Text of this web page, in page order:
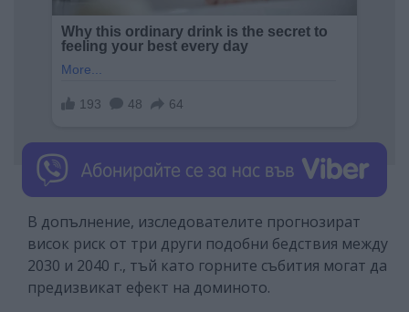
В допълнение, изследователите прогнозират
висок риск от три други подобни бедствия между
2030 и 2040 г., тъй като горните събития могат да
предизвикат ефект на доминото.